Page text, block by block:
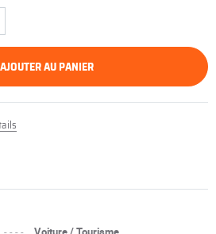
AJOUTER AU PANIER